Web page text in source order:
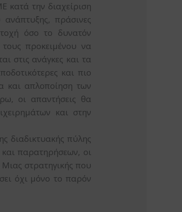
κατά την διαχείριση
πράσινες
όσο το δυνατόν
προκειμένου να
στις ανάγκες και τα
και πιο
και απλοποίηση των
οι απαντήσεις θα
και στην
διαδικτυακής πύλης
παρατηρήσεων, οι
στρατηγικής που
όχι μόνο το παρόν